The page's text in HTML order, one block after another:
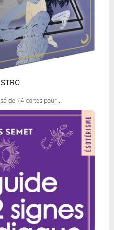
de 74 cartes pour...